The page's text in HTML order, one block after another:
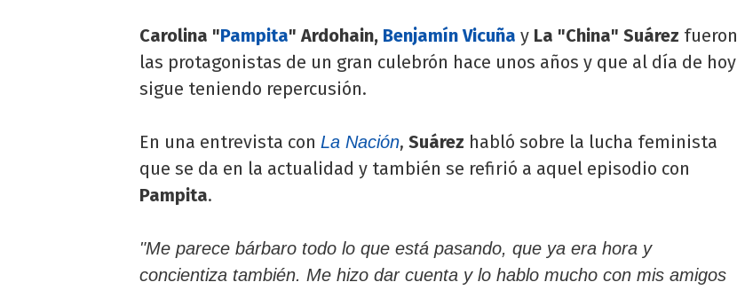
Carolina "Pampita" Ardohain, Benjamín Vicuña y La "China" Suárez fueron
las protagonistas de un gran culebrón hace unos años y que al día de hoy
sigue teniendo repercusión.
En una entrevista con La Nación, Suárez habló sobre la lucha feminista
que se da en la actualidad y también se refirió a aquel episodio con
Pampita.
"Me parece bárbaro todo lo que está pasando, que ya era hora y
concientiza también. Me hizo dar cuenta y lo hablo mucho con mis amigos